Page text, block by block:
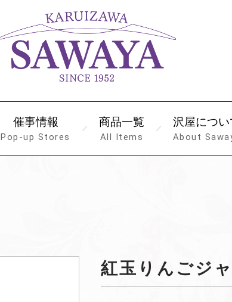
催事情報
Pop-up Stores
商品一覧
All Items
沢屋につい
About
紅玉りんごジ